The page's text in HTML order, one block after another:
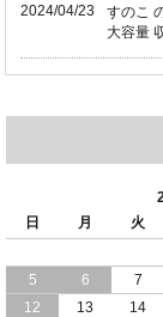
2024/04/23
すのこ
大容量
2024/03/28
収納 付
製 ヘッ
2024/02/23
畳 の 床
出し 収
日本製
日
月 火
5
6 7
12
13 14